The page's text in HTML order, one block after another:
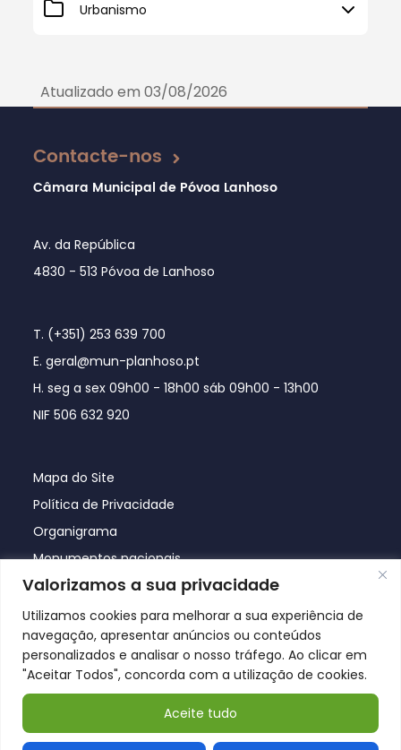
Valorizamos a sua privacidade
Utilizamos cookies para melhorar a sua experiência de
navegação, apresentar anúncios ou conteúdos
personalizados e analisar o nosso tráfego. Ao clicar em
"Aceitar Todos", concorda com a utilização de cookies.
Aceite tudo
Urbanismo
Atualizado em 03/08/2026
Contacte-nos
Câmara Municipal de Póvoa Lanhoso
Av. da República
4830 - 513 Póvoa de Lanhoso
T. (+351) 253 639 700
E. geral@mun-planhoso.pt
H. seg a sex 09h00 - 18h00 sáb 09h00 - 13h00
NIF 506 632 920
Mapa do Site
Política de Privacidade
Organigrama
Monumentos nacionais